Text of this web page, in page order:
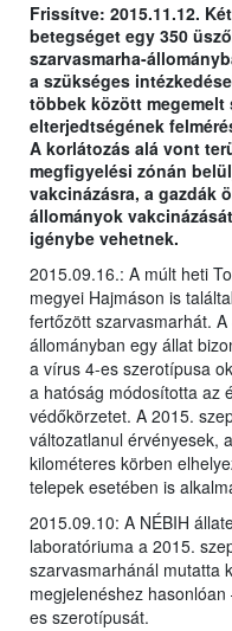
Frissítve: 2015.11.12.
betegséget egy 350
szarvasmarha-
a szükséges
többek között megemelt
elterjedtségének
A korlátozás alá vont
megfigyelési zónán
vakcinázásra, a gazdák
állományok
igénybe vehetnek.
2015.09.16.: A múlt heti
megyei Hajmáson is
fertőzött szarvasmarhát.
állományban egy állat
a vírus 4-es szerotípusa
a hatóság módosította az
védőkörzetet. A 2015.
változatlanul érvényesek,
kilométeres körben
telepek esetében is
2015.09.10: A NÉBIH
laboratóriuma a 2015.
szarvasmarhánál mutatta
megjelenéshez
es szerotípusát.